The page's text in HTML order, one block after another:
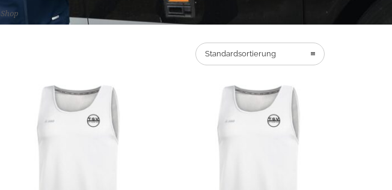
Shop
Standardsortierung